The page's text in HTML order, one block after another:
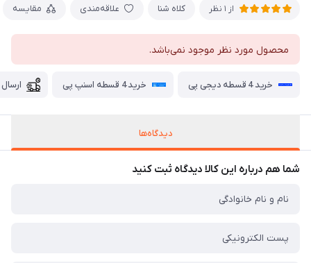
از 1 نظر کلاه شنا علاقه‌مندی مقایسه
محصول مورد نظر موجود نمی‌باشد.
خرید 4 قسطه دیجی پی خرید 4 قسطه اسنپ پی
دیدگاه‌ها
شما هم درباره این کالا دیدگاه ثبت کنید